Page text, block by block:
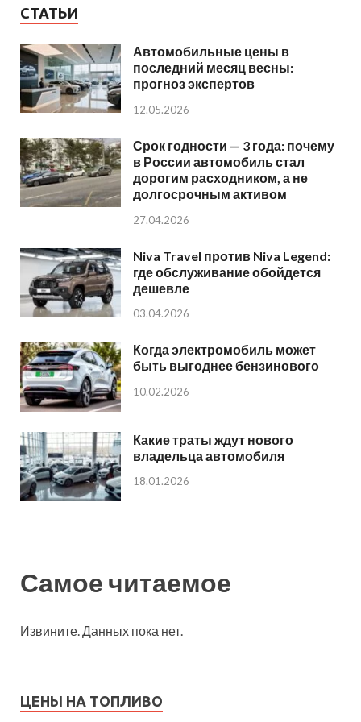
СТАТЬИ
Автомобильные цены в
последний месяц весны:
прогноз экспертов
12.05.2026
Срок годности — 3 года: почему
в России автомобиль стал
дорогим расходником, а не
долгосрочным активом
27.04.2026
Niva Travel против Niva Legend:
где обслуживание обойдется
дешевле
03.04.2026
Когда электромобиль может
быть выгоднее бензинового
10.02.2026
Какие траты ждут нового
владельца автомобиля
18.01.2026
Самое читаемое
Извините. Данных пока нет.
ЦЕНЫ НА ТОПЛИВО